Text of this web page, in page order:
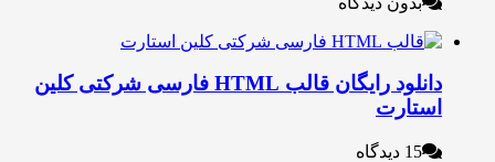
دانلود رایگان قالب HTML فارسی شرکتی کلین